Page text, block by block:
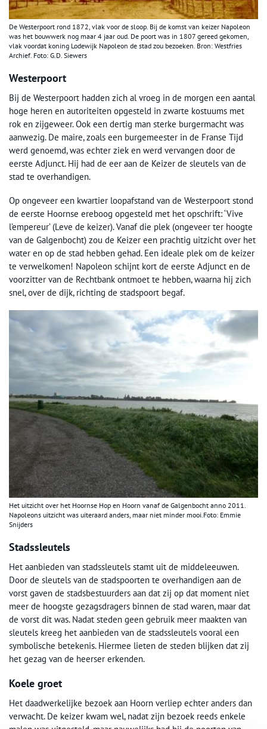
De Westerpoort rond 1872, vlak voor de sloop. Bij de komst van keizer Napoleon
was het bouwwerk nog maar 4 jaar oud. De poort was in 1807 gereed gekomen,
vlak voordat koning Lodewijk Napoleon de stad zou bezoeken. Bron: Westfries
Archief. Foto: G.D. Siewers
Westerpoort
Bij de Westerpoort hadden zich al vroeg in de morgen een aantal
hoge heren en autoriteiten opgesteld in zwarte kostuums met
rok en zijgeweer. Ook een dertig man sterke burgermacht was
aanwezig. De maire, zoals een burgemeester in de Franse Tijd
werd genoemd, was echter ziek en werd vervangen door de
eerste Adjunct. Hij had de eer aan de Keizer de sleutels van de
stad te overhandigen.
Op ongeveer een kwartier loopafstand van de Westerpoort stond
de eerste Hoornse ereboog opgesteld met het opschrift: ‘Vive
l’empereur’ (Leve de keizer). Vanaf die plek (ongeveer ter hoogte
van de Galgenbocht) zou de Keizer een prachtig uitzicht over het
water en op de stad hebben gehad. Een ideale plek om de keizer
te verwelkomen! Napoleon schijnt kort de eerste Adjunct en de
voorzitter van de Rechtbank ontmoet te hebben, waarna hij zich
snel, over de dijk, richting de stadspoort begaf.
Het uitzicht over het Hoornse Hop en Hoorn vanaf de Galgenbocht anno 2011.
Napoleons uitzicht was uiteraard anders, maar niet minder mooi.Foto: Emmie
Snijders
Stadssleutels
Het aanbieden van stadssleutels stamt uit de middeleeuwen.
Door de sleutels van de stadspoorten te overhandigen aan de
vorst gaven de stadsbestuurders aan dat zij op dat moment niet
meer de hoogste gezagsdragers binnen de stad waren, maar dat
de vorst dit was. Nadat steden geen gebruik meer maakten van
sleutels kreeg het aanbieden van de stadssleutels vooral een
symbolische betekenis. Hiermee lieten de steden blijken dat zij
het gezag van de heerser erkenden.
Koele groet
Het daadwerkelijke bezoek aan Hoorn verliep echter anders dan
verwacht. De keizer kwam wel, nadat zijn bezoek reeds enkele